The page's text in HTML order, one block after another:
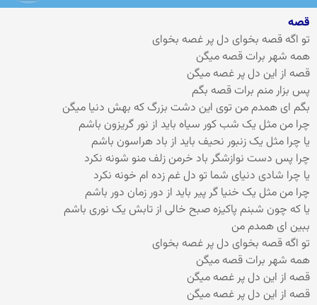
قصه
تو اگه قصه بخوای دل پر غصه بخوای
همه شهر برات قصه میگن
قصه از این دل پر غصه میگن
پس بزار منم برات قصه بگم
بگم ای همدم من توی این دشت بزرگ که بهش دنیا میگن
چرا من مثل یک شب کور سیاه باید از نور گریزون باشم
یا چرا مثل یک زنبور نحیف باید از باد هراسون باشم
چرا پس دست نوازشگر باد خرمن زلف منو شونه نکرد
یا چرا شادی دنیای شما تو دل غم زده ام خونه نکرد
چرا من مثل یک خنیا گر پیر باید از دور زمان دور باشم
یا که چون شبنم پاکیزه صبح خالی از تابش یک نوری باشم
ببین ای همدم من
تو اگه قصه بخوای دل پر غصه بخوای
همه شهر برات قصه میگن
قصه از این دل پر غصه میگن
قصه از این دل پر غصه میگن